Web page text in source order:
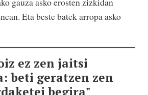
Eta beste batek arropa asko
ez zen jaitsi
beti geratzen zen
begira"